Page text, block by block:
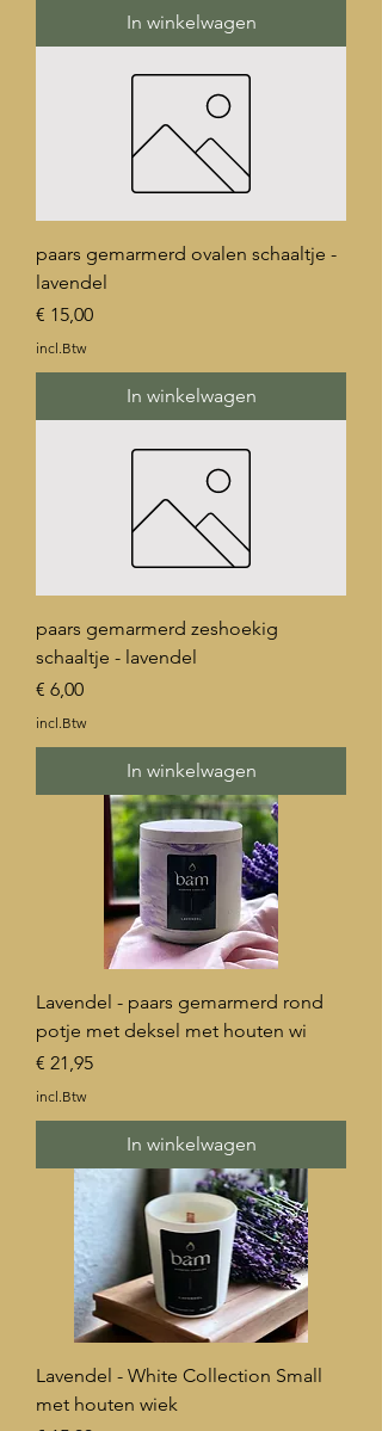
In winkelwagen
paars gemarmerd ovalen schaaltje -
lavendel
Prijs
€ 15,00
incl.Btw
In winkelwagen
paars gemarmerd zeshoekig
schaaltje - lavendel
Prijs
€ 6,00
incl.Btw
In winkelwagen
Lavendel - paars gemarmerd rond
potje met deksel met houten wi
Prijs
€ 21,95
incl.Btw
In winkelwagen
Lavendel - White Collection Small
met houten wiek